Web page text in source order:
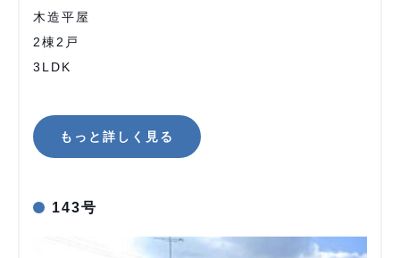
木造平屋
2棟2戸
3LDK
もっと詳しく見る
143号